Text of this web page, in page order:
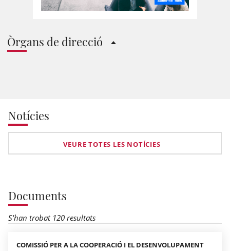
Òrgans de direcció
Notícies
VEURE TOTES LES NOTÍCIES
Documents
S'han trobat 120 resultats
COMISSIÓ PER A LA COOPERACIÓ I EL DESENVOLUPAMENT